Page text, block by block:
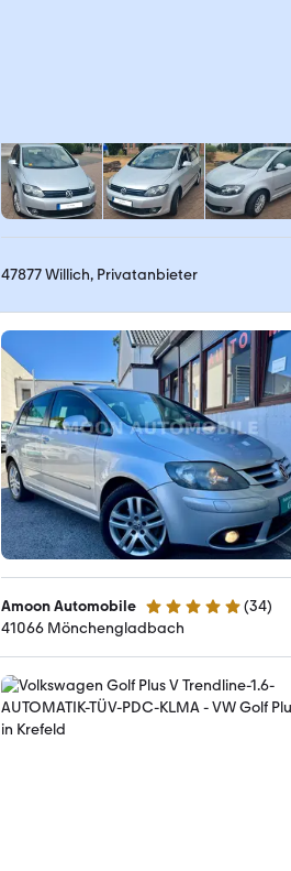
47877 Willich, Privatanbieter
Amoon Automobile 5 Sterne (34)
41066 Mönchengladbach